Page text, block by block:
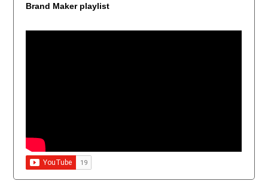
Brand Maker playlist